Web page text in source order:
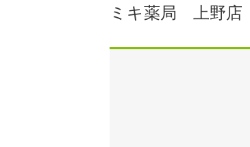
ミキ薬局 上野店